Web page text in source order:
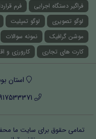
فراگیر دستگاه اجرایی
فرم
لوگو تصویری
لوگو تمپلیت
موشن گرافیک
نمونه سوالات
کارت های تجاری
کارورزی و
استان
تمامی حقوق برای سایت ما